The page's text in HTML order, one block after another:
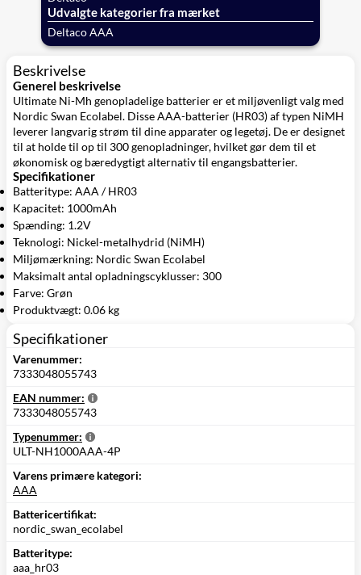
Udvalgte kategorier fra mærket
Deltaco AAA
Beskrivelse
Generel beskrivelse
Ultimate Ni-Mh genopladelige batterier er et miljøvenligt valg med
Nordic Swan Ecolabel. Disse AAA-batterier (HR03) af typen NiMH
leverer langvarig strøm til dine apparater og legetøj. De er designet
til at holde til op til 300 genopladninger, hvilket gør dem til et
økonomisk og bæredygtigt alternativ til engangsbatterier.
Specifikationer
Batteritype: AAA / HR03
Kapacitet: 1000mAh
Spænding: 1.2V
Teknologi: Nickel-metalhydrid (NiMH)
Miljømærkning: Nordic Swan Ecolabel
Maksimalt antal opladningscyklusser: 300
Farve: Grøn
Produktvægt: 0.06 kg
Specifikationer
Varenummer:
7333048055743
EAN nummer:
7333048055743
Typenummer:
ULT-NH1000AAA-4P
Varens primære kategori:
AAA
Battericertifikat:
nordic_swan_ecolabel
Batteritype:
aaa_hr03